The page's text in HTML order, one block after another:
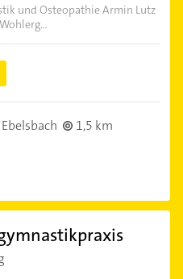
und Osteopathie Armin Lutz
1,5 km